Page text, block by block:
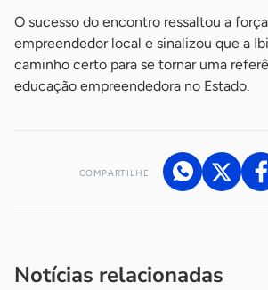
O sucesso do encontro ressaltou a
empreendedor local e sinalizou que a
caminho certo para se tornar uma
educação empreendedora no Estado.
COMPARTILHE
Notícias relacionadas